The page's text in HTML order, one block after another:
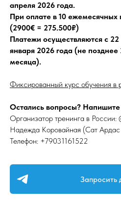
апреля 2026 года.
При оплате в 10 ежемесячных
(2900€ = 275.500₽)
Платежи осуществляются с
января 2026 года (не позднее
месяца).
Фиксированный курс обучения в
Остались вопросы? Напишите
Организатор тренинга в России:
Надежда Коровайная (Сат
Телефон: +79031161522
Запросить